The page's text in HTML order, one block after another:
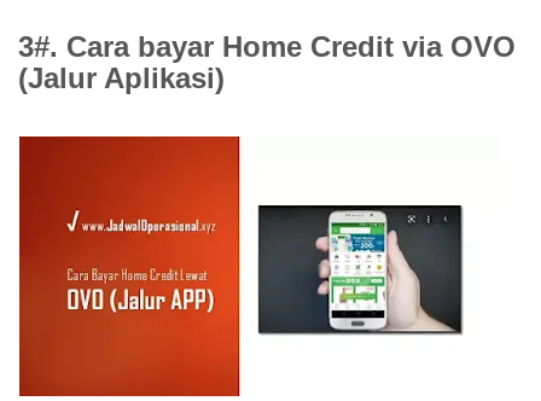
3#. Cara bayar Home Credit via OVO
(Jalur Aplikasi)